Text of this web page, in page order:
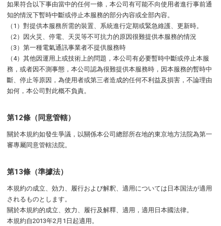
如果符合以下事由當中的任何一條，本公司有可能不向使用者進行事前通
知的情況下暫時中斷或停止本服務的部分內容或全部內容。
（1）對提供本服務所需的裝置、系統進行定期或緊急維護、更新時。
（2）因火災、停電、天災等不可抗力的原因很難提供本服務的情況
（3）第一種電氣通訊事業者不提供服務時
（4）其他因運用上或技術上的問題，本公司有必要暫時中斷或停止本服
務，或者因不測事態，本公司認為很難提供本服務時，因本服務的暫時中
斷、停止等原因，為使用者或第三者造成的任何不利益及損害，不論理由
如何，本公司對此概不負責。
第12條（同意管轄）
關於本規約如發生爭議，以關係本公司總部所在地的東京地方法院為第一
審專屬同意管轄法院。
第13條（準據法）
本規約の成立、効力、履行および解釈、適用については日本国法が適用
されるものとします。
關於本規約的成立、效力、履行及解釋、適用，適用日本國法律。
本規約自2013年2月1日起適用。